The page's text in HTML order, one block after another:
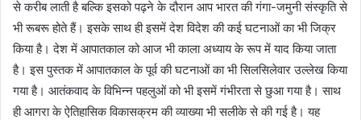
से करीब लाती है बल्कि इसको पढ़ने के दौरान आप भारत की गंगा-जमुनी संस्कृति से
भी रूबरू होते हैं। इसके साथ ही इसमें देश विदेश की कई घटनाओं का भी जिक्र
किया है। देश में आपातकाल को आज भी काला अध्याय के रूप में याद किया जाता
है। इस पुस्तक में आपातकाल के पूर्व की घटनाओं का भी सिलसिलेवार उल्लेख किया
गया है। आतंकवाद के विभिन्न पहलुओं को भी इसमें गंभीरता से छुआ गया है। साथ
ही आगरा के ऐतिहासिक विकासक्रम की व्याख्या भी सलीके से की गई है। यह